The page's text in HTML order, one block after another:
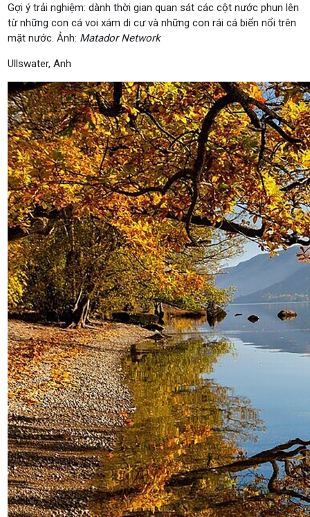
Gợi ý trải nghiệm: dành thời gian quan sát các cột nước phun lên
từ những con cá voi xám di cư và những con rái cá biển nổi trên
mặt nước. Ảnh: Matador Network
Ullswater, Anh